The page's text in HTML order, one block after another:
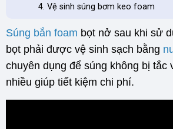
Vệ sinh súng bơm keo foam
Súng bắn foam bọt nở sau khi sử
bọt phải được vệ sinh sạch bằng
chuyên dụng để súng không bị tắc
nhiều giúp tiết kiệm chi phí.